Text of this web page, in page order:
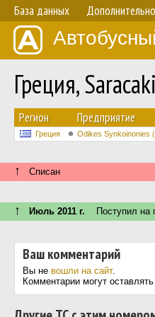
База данных Дополнительно
Греция,
Регион Предприятие
Греция Odikes Synkoinonies
↑ Списан
↑ Июль 2011 г. Поступил на
Ваш комментарий
Вы не вошли на сайт.
Комментарии могут